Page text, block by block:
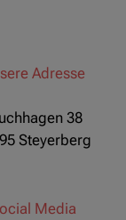
Adresse
38
Steyerberg
Media